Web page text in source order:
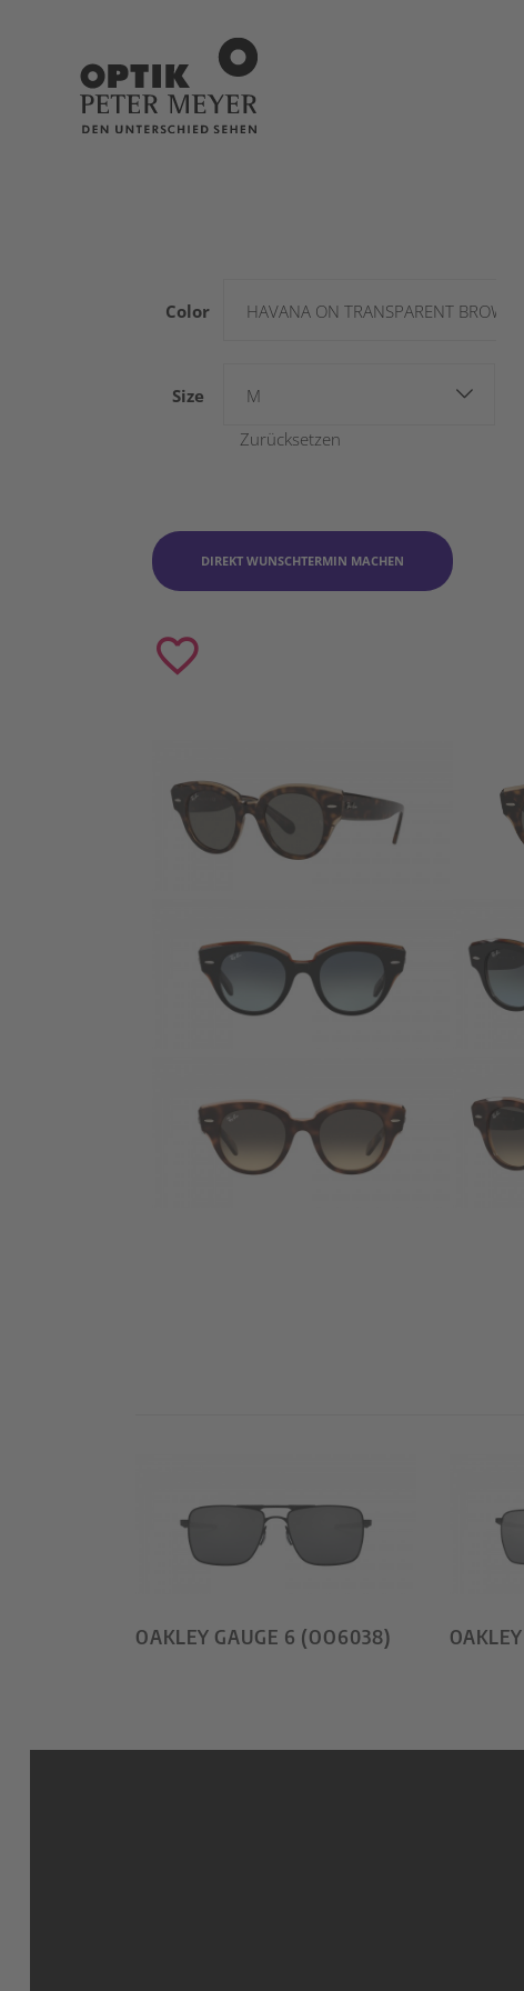
Color HAVANA ON TRANSPARENT BROWN
Size
M
Zurücksetzen
DIREKT WUNSCHTERMIN MACHEN
OAKLEY GAUGE 6 (OO6038)